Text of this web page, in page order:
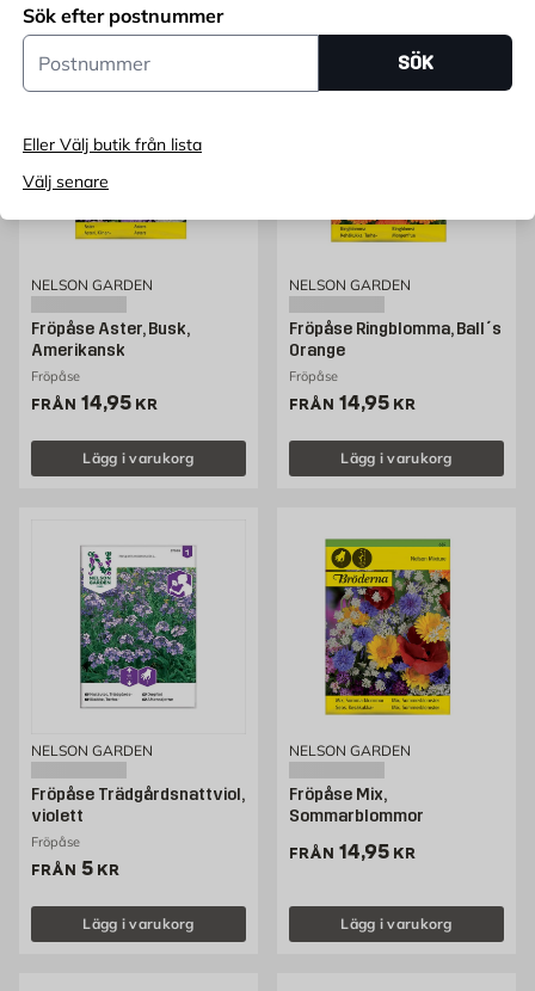
Sök efter postnummer
Postnummer
SÖK
Eller Välj butik från lista
Välj senare
NELSON GARDEN
Fröpåse Aster, Busk,
Amerikansk
Fröpåse
FRÅN Pris 14.95 kr
14,95 KR
Lägg i varukorg
NELSON GARDEN
Fröpåse Ringblomma, Ball´s
Orange
Fröpåse
FRÅN Pris 14.95 kr
14,95 KR
Lägg i varukorg
NELSON GARDEN
Fröpåse Trädgårdsnattviol,
violett
Fröpåse
FRÅN Pris 5 kr
5 KR
Lägg i varukorg
NELSON GARDEN
Fröpåse Mix,
Sommarblommor
FRÅN Pris 14.95 kr
14,95 KR
Lägg i varukorg